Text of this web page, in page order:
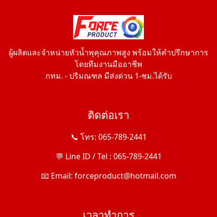
ผู้ผลิตและจำหน่ายหัวน้ำพุคุณภาพสูง พร้อมให้คำปรึกษาการ
โดยทีมงานมืออาชีพ
กทม. - ปริมณฑล มีส่งด่วน 1-ชม.ได้รับ
ติดต่อเรา
📞 โทร: 065-789-2441
💬 Line ID / Tel : 065-789-2441
📧 Email: forceproduct@hotmail.com